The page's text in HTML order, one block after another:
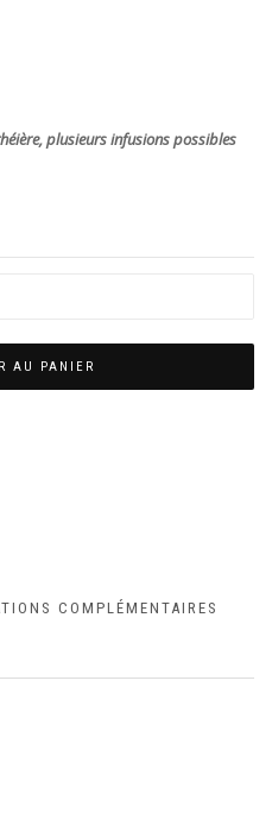
plusieurs infusions possibles
AU PANIER
COMPLÉMENTAIRES